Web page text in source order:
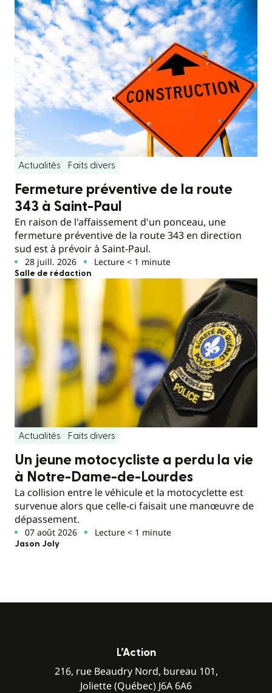
Actualités Faits divers
Fermeture préventive de la route
343 à Saint-Paul
En raison de l'affaissement d'un ponceau, une
fermeture préventive de la route 343 en direction
sud est à prévoir à Saint-Paul.
28 juill. 2026 Lecture < 1 minute
Salle de rédaction
Actualités Faits divers
Un jeune motocycliste a perdu la vie
à Notre-Dame-de-Lourdes
La collision entre le véhicule et la motocyclette est
survenue alors que celle-ci faisait une manœuvre de
dépassement.
07 août 2026 Lecture < 1 minute
Jason Joly
L’Action
216, rue Beaudry Nord, bureau 101,
Joliette (Québec) J6A 6A6